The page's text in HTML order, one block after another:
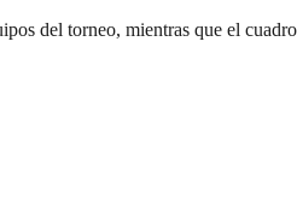
del torneo, mientras que el